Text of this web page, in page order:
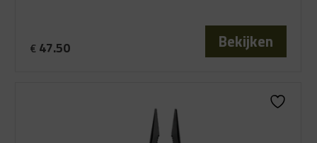
€ 47.50 Bekijken